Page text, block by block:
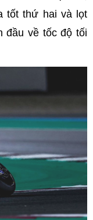
tốt thứ hai và lọt
đầu về tốc độ tối